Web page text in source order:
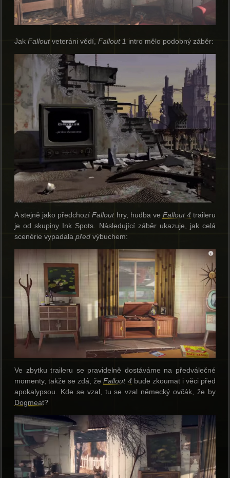
Jak Falloutveteráni vědí, Fallout 1 intro mělo podobný záběr:
A stejně jako předchozíFallouthry, hudba ve Fallout 4 traileru
je od skupiny Ink Spots. Následující záběr ukazuje, jak celá
scenérie vypadala před výbuchem:
Ve zbytku traileru se pravidelně dostáváme na předválečné
momenty, takže se zdá, žeFallout 4 bude zkoumat i věci před
apokalypsou. Kde se vzal, tu se vzal německý ovčák, že by
Dogmeat?